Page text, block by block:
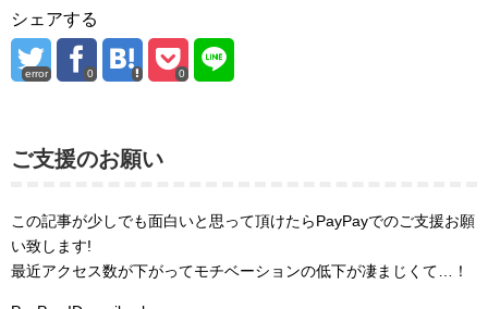
シェアする
error 0 0
ご支援のお願い
この記事が少しでも面白いと思って頂けたらPayPayでのご支援お願
い致します!
最近アクセス数が下がってモチベーションの低下が凄まじくて…！